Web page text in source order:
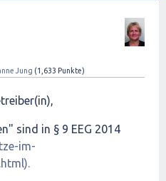
Jung (1,633 Punkte)
sind in § 9 EEG 2014
im-